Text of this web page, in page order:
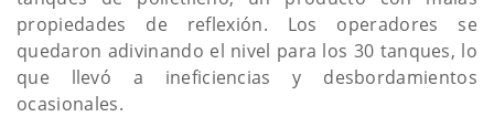
propiedades de reflexión. Los operadores se
quedaron adivinando el nivel para los 30 tanques, lo
que llevó a ineficiencias y desbordamientos
ocasionales.